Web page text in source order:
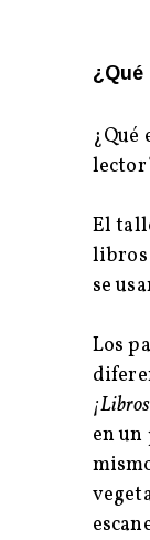
¿Qué
¿Qué
El
libros
se
Los
en un